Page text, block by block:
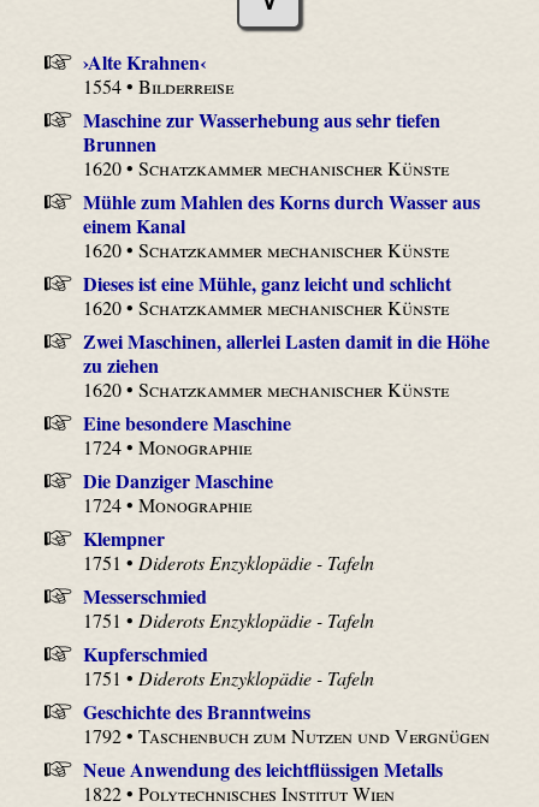
›Alte Krahnen‹
1554 •Bilderreise
Maschine zur Wasserhebung aus sehr tiefen
Brunnen
1620 •Schatzkammer mechanischer Künste
Mühle zum Mahlen des Korns durch Wasser aus
einem Kanal
1620 •Schatzkammer mechanischer Künste
Dieses ist eine Mühle, ganz leicht und schlicht
1620 •Schatzkammer mechanischer Künste
Zwei Maschinen, allerlei Lasten damit in die Höhe
zu ziehen
1620 •Schatzkammer mechanischer Künste
Eine besondere Maschine
1724 •Monographie
Die Danziger Maschine
1724 •Monographie
Klempner
1751 • Diderots Enzyklopädie - Tafeln
Messerschmied
1751 • Diderots Enzyklopädie - Tafeln
Kupferschmied
1751 • Diderots Enzyklopädie - Tafeln
Geschichte des Branntweins
1792 •Taschenbuch zum Nutzen und Vergnügen
Neue Anwendung des leichtflüssigen Metalls
1822 •Polytechnisches Institut Wien